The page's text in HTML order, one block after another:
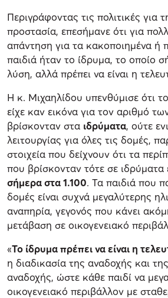
Περιγράφοντας τις πολιτικές για
προστασία, επεσήμανε ότι για
απάντηση για τα κακοποιημένα ή
παιδιά ήταν το ίδρυμα, το οποίο
λύση, αλλά πρέπει να είναι η
Η κ. Μιχαηλίδου υπενθύμισε ότι
είχε καν εικόνα για τον αριθμό
βρίσκονταν στα ιδρύματα, ούτε
λειτουργίας για όλες τις δομές,
στοιχεία που δείχνουν ότι τα
που βρίσκονταν τότε σε ιδρύματα
σήμερα στα 1.100. Τα παιδιά που
δομές είναι συχνά μεγαλύτερης
αναπηρία, γεγονός που κάνει
μετάβαση σε οικογενειακό
«Το ίδρυμα πρέπει να είναι η
η διαδικασία της αναδοχής και
αναδοχής, ώστε κάθε παιδί να
οικογενειακό περιβάλλον με